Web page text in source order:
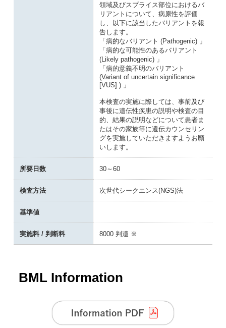
領域及びスプライス部位におけるバ
リアントについて、病原性を評価
し、以下に該当したバリアントを報
告します。
「病的なバリアント (Pathogenic) 」
「病的な可能性のあるバリアント
(Likely pathogenic) 」
「病的意義不明のバリアント
(Variant of uncertain significance
[VUS] ) 」
本検査の実施に際しては、事前及び
事後に遺伝性疾患の説明や検査の目
的、結果の説明などについて患者ま
たはその家族等に遺伝カウンセリン
グを実施していただきますようお願
いします。
所要日数 30～60
検査方法 次世代シークエンス(NGS)法
基準値
実施料 / 判断料 8000 判遺 ※
BML Information